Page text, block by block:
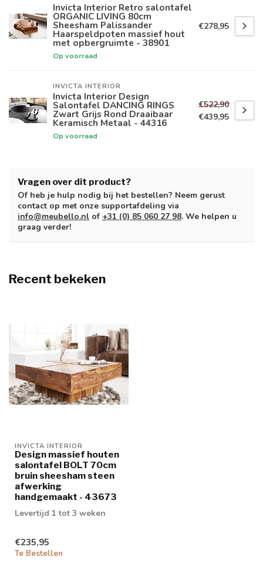
Invicta Interior Retro salontafel
ORGANIC LIVING 80cm
Sheesham Palissander
Haarspeldpoten massief hout
met opbergruimte - 38901
Op voorraad
€278,95
INVICTA INTERIOR
Invicta Interior Design
Salontafel DANCING RINGS
Zwart Grijs Rond Draaibaar
Keramisch Metaal - 44316
Op voorraad
€522,90
€439,95
Vragen over dit product?
Of heb je hulp nodig bij het bestellen? Neem gerust
contact op met onze supportafdeling via
info@meubello.nl of +31 (0) 85 060 27 98. We helpen u
graag verder!
Recent bekeken
INVICTA INTERIOR
Design massief houten
salontafel BOLT 70cm
bruin sheesham steen
afwerking
handgemaakt - 43673
Levertijd 1 tot 3 weken
€235,95
Te Bestellen